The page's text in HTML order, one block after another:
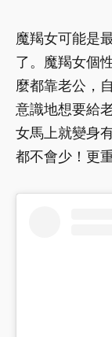
魔羯女可能是
了。魔羯女個
麼都靠老公，
意識地想要給
女馬上就變身
都不會少！更